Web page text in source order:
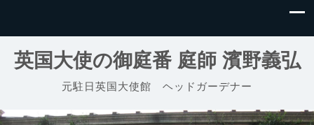
英国大使の御庭番 庭師 濱野義弘
元駐日英国大使館 ヘッドガーデナー